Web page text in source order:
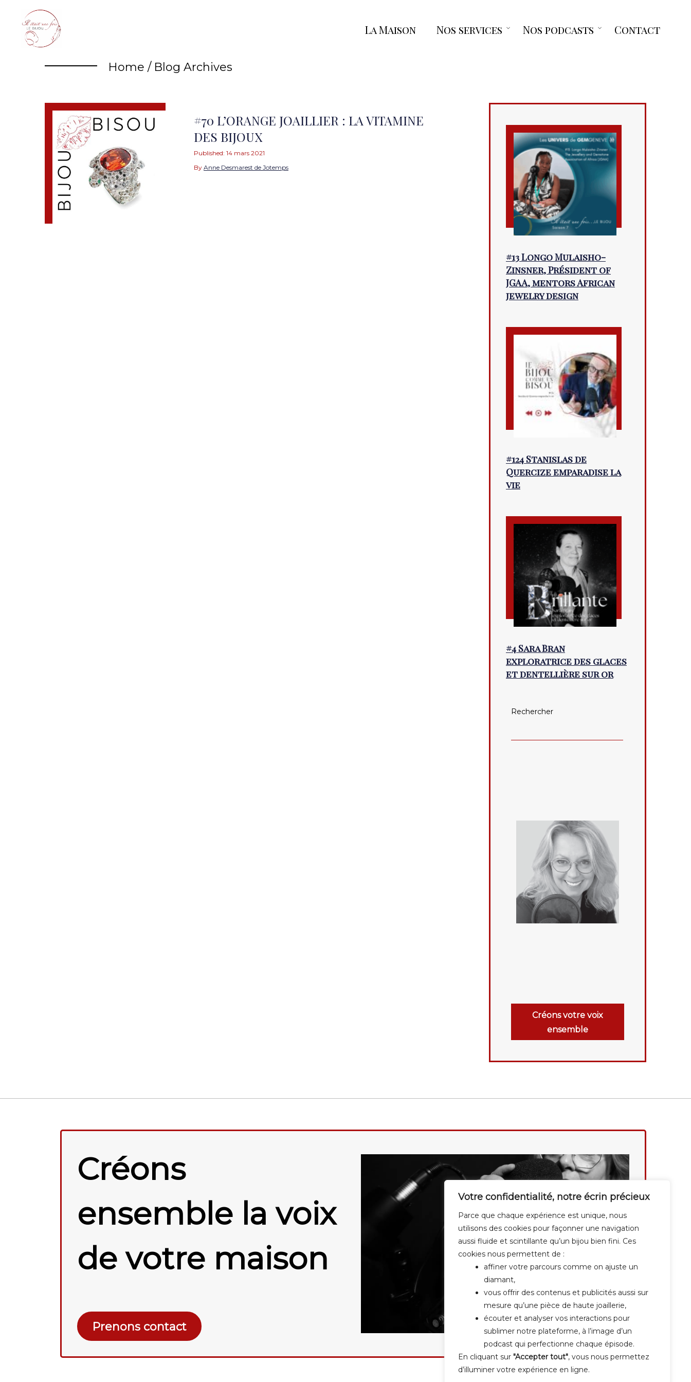
Votre confidentialité, notre écrin précieux
Parce que chaque expérience est unique, nous
utilisons des cookies pour façonner une navigation
aussi fluide et scintillante qu’un bijou bien fini. Ces
cookies nous permettent de :
affiner votre parcours comme on ajuste un
diamant,
vous offrir des contenus et publicités aussi sur
mesure qu’une pièce de haute joaillerie,
écouter et analyser vos interactions pour
sublimer notre plateforme, à l’image d’un
podcast qui perfectionne chaque épisode.
En cliquant sur "Accepter tout", vous nous permettez
d’illuminer votre expérience en ligne.
content
La Maison Nos services
OpenNos podcasts
OpenContact
Home / Blog Archives
#70 L’ORANGE JOAILLIER : LA VITAMINE
DES BIJOUX
Published: 14 mars 2021
By Anne Desmarest de Jotemps
#13 Longo Mulaisho-
Zinsner, Président of
JGAA, mentors African
jewelry design
#124 Stanislas de
Quercize emparadise la
vie
#4 Sara Bran
exploratrice des glaces
et dentellière sur or
Rechercher
Créons votre voix
ensemble
Créons
ensemble la voix
de votre maison
Prenons contact